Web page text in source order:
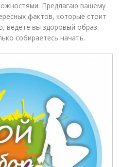
Предлагаю вашему
фактов, которые стоит
ведете вы здоровый образ
собираетесь начать.